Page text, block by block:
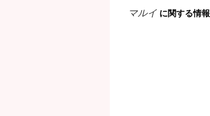
マルイ に関する情報